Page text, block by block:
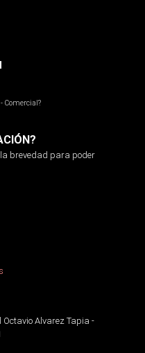
Comercial?
brevedad para poder
Octavio Alvarez Tapia -